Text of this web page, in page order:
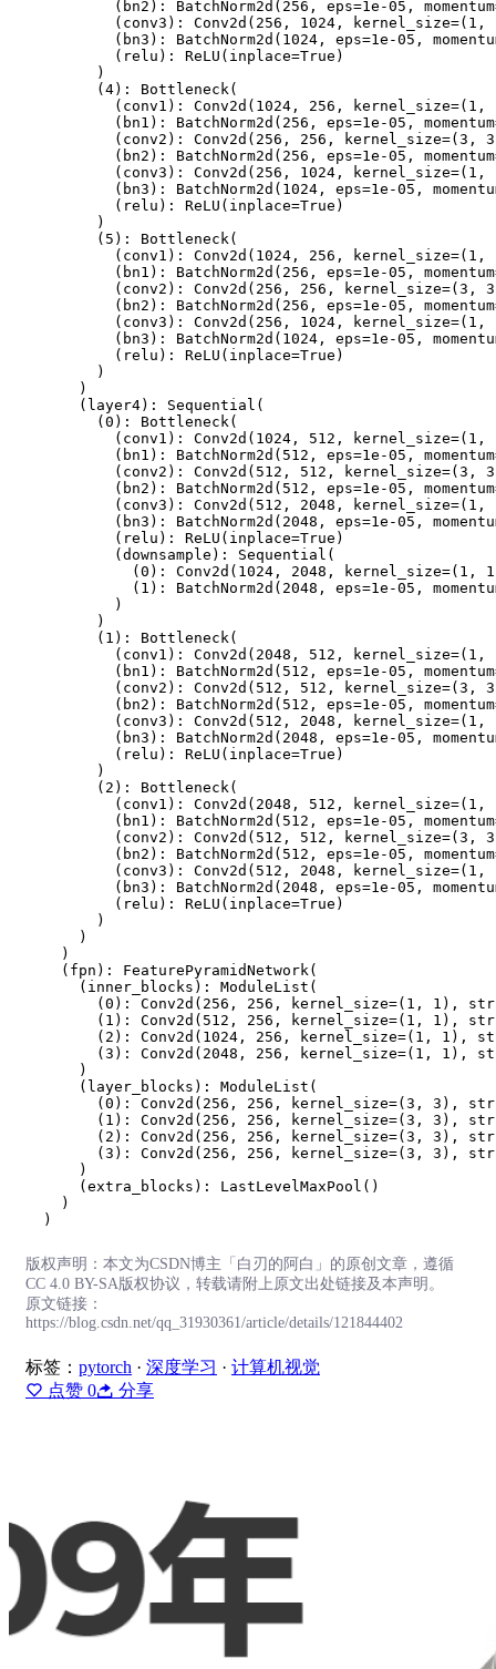
( bn2 ) : BatchNorm2d ( 256 , eps=1e-05 , momentum
( conv3 ) : Conv2d ( 256 , 1024 , kernel_size=( 1 ,
( bn3 ) : BatchNorm2d ( 1024 , eps=1e-05 ,
( relu ) : ReLU ( inplace=True )
)
( 4) : Bottleneck (
( conv1 ) : Conv2d ( 1024 , 256 , kernel_size=( 1 ,
( bn1 ) : BatchNorm2d ( 256 , eps=1e-05 , momentum
( conv2 ) : Conv2d ( 256 , 256 , kernel_size=( 3 , 3
( bn2 ) : BatchNorm2d ( 256 , eps=1e-05 , momentum
( conv3 ) : Conv2d ( 256 , 1024 , kernel_size=( 1 ,
( bn3 ) : BatchNorm2d ( 1024 , eps=1e-05 ,
( relu ) : ReLU ( inplace=True )
)
( 5 ) : Bottleneck (
( conv1 ) : Conv2d ( 1024 , 256 , kernel_size=( 1 ,
( bn1 ) : BatchNorm2d ( 256 , eps=1e-05 , momentum
( conv2 ) : Conv2d ( 256 , 256 , kernel_size=( 3 , 3
( bn2 ) : BatchNorm2d ( 256 , eps=1e-05 , momentum
( conv3 ) : Conv2d ( 256 , 1024 , kernel_size=( 1 ,
( bn3 ) : BatchNorm2d ( 1024 , eps=1e-05 ,
( relu ) : ReLU ( inplace=True )
)
)
( layer4) : Sequential (
( 0 ) : Bottleneck (
( conv1 ) : Conv2d ( 1024 , 512 , kernel_size=( 1 ,
( bn1 ) : BatchNorm2d ( 512 , eps=1e-05 , momentum
( conv2 ) : Conv2d ( 512 , 512 , kernel_size=( 3 , 3
( bn2 ) : BatchNorm2d ( 512 , eps=1e-05 , momentum
( conv3 ) : Conv2d ( 512 , 2048 , kernel_size=( 1 ,
( bn3 ) : BatchNorm2d ( 2048 , eps=1e-05 ,
( relu ) : ReLU ( inplace=True )
( downsample ) : Sequential (
( 0 ) : Conv2d ( 1024 , 2048 , kernel_size=( 1 , 1
( 1 ) : BatchNorm2d ( 2048 , eps=1e-05 ,
)
)
( 1 ) : Bottleneck (
( conv1 ) : Conv2d ( 2048 , 512 , kernel_size=( 1 ,
( bn1 ) : BatchNorm2d ( 512 , eps=1e-05 , momentum
( conv2 ) : Conv2d ( 512 , 512 , kernel_size=( 3 , 3
( bn2 ) : BatchNorm2d ( 512 , eps=1e-05 , momentum
( conv3 ) : Conv2d ( 512 , 2048 , kernel_size=( 1 ,
( bn3 ) : BatchNorm2d ( 2048 , eps=1e-05 ,
( relu ) : ReLU ( inplace=True )
)
( 2 ) : Bottleneck (
( conv1 ) : Conv2d ( 2048 , 512 , kernel_size=( 1 ,
( bn1 ) : BatchNorm2d ( 512 , eps=1e-05 , momentum
( conv2 ) : Conv2d ( 512 , 512 , kernel_size=( 3 , 3
( bn2 ) : BatchNorm2d ( 512 , eps=1e-05 , momentum
( conv3 ) : Conv2d ( 512 , 2048 , kernel_size=( 1 ,
( bn3 ) : BatchNorm2d ( 2048 , eps=1e-05 ,
( relu ) : ReLU ( inplace=True )
)
)
)
( fpn ) : FeaturePyramidNetwork (
( inner_blocks ) : ModuleList (
( 0 ) : Conv2d ( 256 , 256 , kernel_size=( 1 , 1 ) ,
( 1 ) : Conv2d ( 512 , 256 , kernel_size=( 1 , 1 ) ,
( 2 ) : Conv2d ( 1024 , 256 , kernel_size=( 1 , 1 ) ,
( 3 ) : Conv2d ( 2048 , 256 , kernel_size=( 1 , 1 ) ,
)
( layer_blocks ) : ModuleList (
( 0 ) : Conv2d ( 256 , 256 , kernel_size=( 3 , 3 ) ,
( 1 ) : Conv2d ( 256 , 256 , kernel_size=( 3 , 3 ) ,
( 2 ) : Conv2d ( 256 , 256 , kernel_size=( 3 , 3 ) ,
( 3 ) : Conv2d ( 256 , 256 , kernel_size=( 3 , 3 ) ,
)
( extra_blocks ) : LastLevelMaxPool ( )
)
)
版权声明：本文为CSDN博主「白刃的阿白」的原创文章，遵循
CC 4.0 BY-SA版权协议，转载请附上原文出处链接及本声明。
原文链接：
https://blog.csdn.net/qq_31930361/article/details/121844402
标签： pytorch · 深度学习 · 计算机视觉
点赞 0 分享